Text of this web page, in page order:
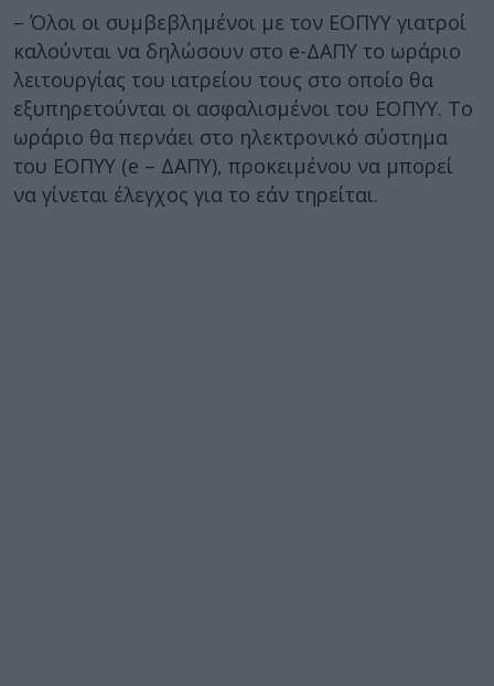
– Όλοι οι συμβεβλημένοι με τον ΕΟΠΥΥ γιατροί
καλούνται να δηλώσουν στο e-ΔΑΠΥ το ωράριο
λειτουργίας του ιατρείου τους στο οποίο θα
εξυπηρετούνται οι ασφαλισμένοι του ΕΟΠΥΥ. Το
ωράριο θα περνάει στο ηλεκτρονικό σύστημα
του ΕΟΠΥΥ (e – ΔΑΠΥ), προκειμένου να μπορεί
να γίνεται έλεγχος για το εάν τηρείται.